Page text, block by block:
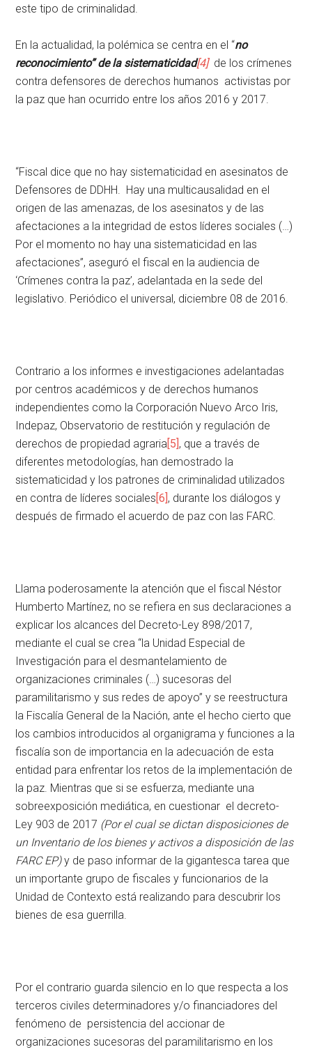
este tipo de criminalidad.
En la actualidad, la polémica se centra en el “no
reconocimiento” de la sistematicidad[4]de los crímenes
contra defensores de derechos humanos activistas por
la paz que han ocurrido entre los años 2016 y 2017.
“Fiscal dice que no hay sistematicidad en asesinatos de
Defensores de DDHH. Hay una multicausalidad en el
origen de las amenazas, de los asesinatos y de las
afectaciones a la integridad de estos líderes sociales (…)
Por el momento no hay una sistematicidad en las
afectaciones”, aseguró el fiscal en la audiencia de
‘Crímenes contra la paz’, adelantada en la sede del
legislativo. Periódico el universal, diciembre 08 de 2016.
Contrario a los informes e investigaciones adelantadas
por centros académicos y de derechos humanos
independientes como la Corporación Nuevo Arco Iris,
Indepaz, Observatorio de restitución y regulación de
derechos de propiedad agraria[5], que a través de
diferentes metodologías, han demostrado la
sistematicidad y los patrones de criminalidad utilizados
en contra de líderes sociales[6], durante los diálogos y
después de firmado el acuerdo de paz con las FARC.
Llama poderosamente la atención que el fiscal Néstor
Humberto Martínez, no se refiera en sus declaraciones a
explicar los alcances del Decreto-Ley 898/2017,
mediante el cual se crea “la Unidad Especial de
Investigación para el desmantelamiento de
organizaciones criminales (…) sucesoras del
paramilitarismo y sus redes de apoyo” y se reestructura
la Fiscalía General de la Nación, ante el hecho cierto que
los cambios introducidos al organigrama y funciones a la
fiscalía son de importancia en la adecuación de esta
entidad para enfrentar los retos de la implementación de
la paz. Mientras que si se esfuerza, mediante una
sobreexposición mediática, en cuestionar el decreto-
Ley 903 de 2017 (Por el cual se dictan disposiciones de
un Inventario de los bienes y activos a disposición de las
FARC EP)y de paso informar de la gigantesca tarea que
un importante grupo de fiscales y funcionarios de la
Unidad de Contexto está realizando para descubrir los
bienes de esa guerrilla.
Por el contrario guarda silencio en lo que respecta a los
terceros civiles determinadores y/o financiadores del
fenómeno de persistencia del accionar de
organizaciones sucesoras del paramilitarismo en los